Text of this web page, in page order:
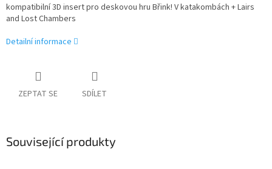
kompatibilní3D insert pro deskovou hru Břink! V katakombách + Lairs
and Lost Chambers
Detailní informace
ZEPTAT SE SDÍLET
Související produkty